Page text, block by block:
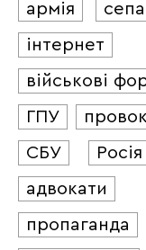
армія
інтернет
військові
ГПУ
СБУ
Росія
адвокати
пропаганда